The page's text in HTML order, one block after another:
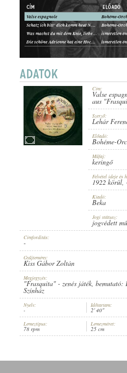
ELŐADÓ: BOHÉME-ORCHESTER
MŰFAJ: KERINGŐ
MEGJELENÉS IDEJE: 1922 KÖRÜL
CÍM ELŐADÓ
Valse espagnole
Bohéme-
Schatz ich bitt' dich komm heut Nacht
Bohéme-
Was machst du mit dem Knie, lieber Hans?
ismeretlen
Die schöne Adrienne hat eine Hochantenne
ismeretlen
Cím:
Valse
aus
Szerző:
Lehár
Előadó:
Bohéme-
Műfaj:
keringő
Felvétel ideje és
1922 körül,
Kiadó:
Beka
Jogi státusz:
jogvédett mű
Címfordítás:
-
Gyűjtemény:
Kiss Gábor Zoltán
Megjegyzés:
"Frasquita" - zenés játék,
Színház
Nyelv:
-
Időtartam:
2' 40"
Lemeztípus:
78 rpm
Lemezméret:
25 cm